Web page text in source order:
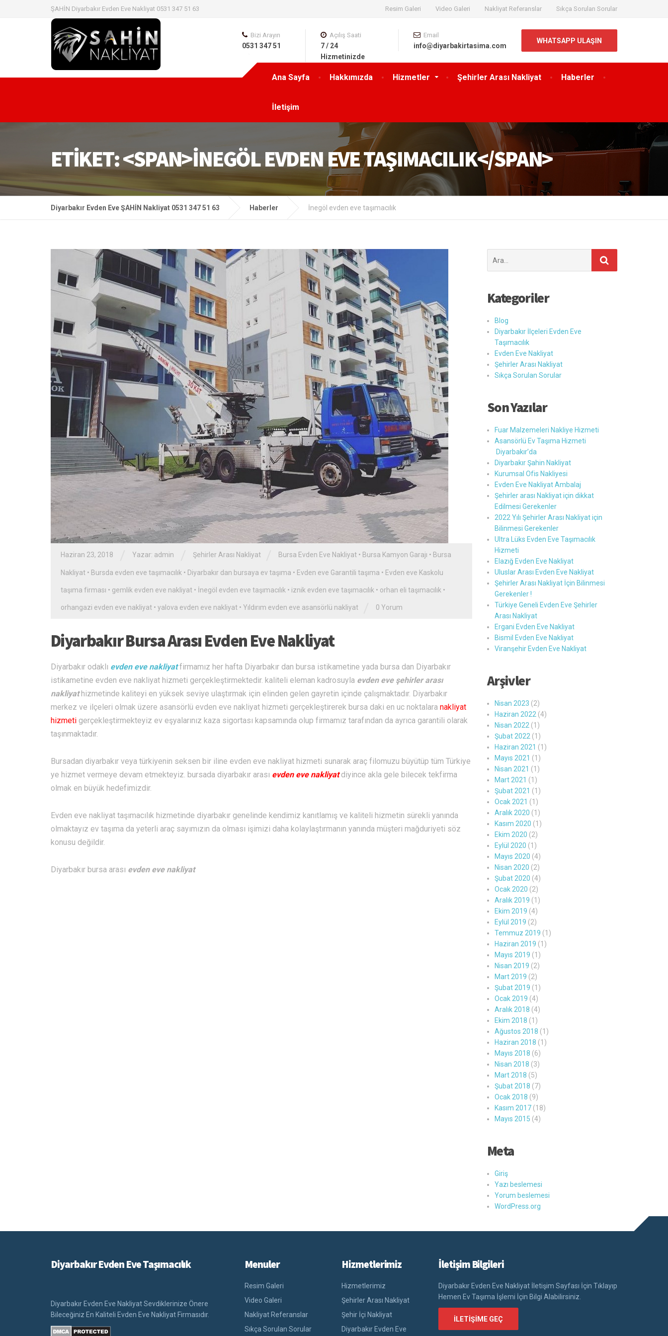
ŞAHİN Diyarbakır Evden Eve Nakliyat 0531 347 51 63 Resim Galeri Video Galeri Nakliyat Referanslar Sıkça Sorulan Sorular
Ana Sayfa Hakkımızda Hizmetler Şehirler Arası Nakliyat Haberler
İletişim
Bizi Arayın
0531 347 51
Açılış Saati
7 / 24
Hizmetinizde
Email
info@diyarbakirtasima.com
WHATSAPP ULAŞIN
ETIKET: <SPAN>İNEGÖL EVDEN EVE TAŞIMACILIK</SPAN>
Diyarbakır Evden Eve ŞAHİN Nakliyat 0531 347 51 63 Haberler İnegöl evden eve taşımacılık
Haziran 23, 2018 Yazar: admin Şehirler Arası Nakliyat Bursa Evden Eve Nakliyat • Bursa Kamyon Garajı • Bursa
Nakliyat • Bursda evden eve taşımacılık • Diyarbakır dan bursaya ev taşıma • Evden eve Garantili taşıma • Evden eve Kaskolu
taşıma firması • gemlik evden eve nakliyat • İnegöl evden eve taşımacılık • iznik evden eve taşımacılık • orhan eli taşımacılık •
orhangazi evden eve nakliyat • yalova evden eve nakliyat • Yıldırım evden eve asansörlü nakliyat 0 Yorum
Diyarbakır Bursa Arası Evden Eve Nakliyat
Diyarbakır odaklı evden eve nakliyatfirmamız her hafta Diyarbakır dan bursa istikametine yada bursa dan Diyarbakır
istikametine evden eve nakliyat hizmeti gerçekleştirmektedir. kaliteli eleman kadrosuyla evden eve şehirler arası
nakliyathizmetinde kaliteyi en yüksek seviye ulaştırmak için elinden gelen gayretin içinde çalışmaktadır. Diyarbakır
merkez ve ilçeleri olmak üzere asansörlü evden eve nakliyat hizmeti gerçekleştirerek bursa daki en uc noktalara nakliyat
hizmeti gerçekleştirmekteyiz ev eşyalarınız kaza sigortası kapsamında olup firmamız tarafından da ayrıca garantili olarak
taşınmaktadır.
Bursadan diyarbakır veya türkiyenin seksen bir iline evden eve nakliyat hizmeti sunarak araç filomuzu büyütüp tüm Türkiye
ye hizmet vermeye devam etmekteyiz. bursada diyarbakır arası evden eve nakliyatdiyince akla gele bilecek tekfirma
olmak en büyük hedefimizdir.
Evden eve nakliyat taşımacılık hizmetinde diyarbakır genelinde kendimiz kanıtlamış ve kaliteli hizmetin sürekli yanında
olmaktayız ev taşıma da yeterli araç sayımızın da olması işimizi daha kolaylaştırmanın yanında müşteri mağduriyeti söz
konusu değildir.
Diyarbakır bursa arası evden eve nakliyat
ara:
Kategoriler
Blog
Diyarbakır İlçeleri Evden Eve
Taşımacılık
Evden Eve Nakliyat
Şehirler Arası Nakliyat
Sıkça Sorulan Sorular
Son Yazılar
Fuar Malzemeleri Nakliye Hizmeti
Asansörlü Ev Taşıma Hizmeti
Diyarbakır’da
Diyarbakır Şahin Nakliyat
Kurumsal Ofis Nakliyesi
Evden Eve Nakliyat Ambalaj
Şehirler arası Nakliyat için dikkat
Edilmesi Gerekenler
2022 Yılı Şehirler Arası Nakliyat için
Bilinmesi Gerekenler
Ultra Lüks Evden Eve Taşımacılık
Hizmeti
Elazığ Evden Eve Nakliyat
Uluslar Arası Evden Eve Nakliyat
Şehirler Arası Nakliyat İçin Bilinmesi
Gerekenler !
Türkiye Geneli Evden Eve Şehirler
Arası Nakliyat
Ergani Evden Eve Nakliyat
Bismil Evden Eve Nakliyat
Viranşehir Evden Eve Nakliyat
Arşivler
Nisan 2023 (2)
Haziran 2022 (4)
Nisan 2022 (1)
Şubat 2022 (1)
Haziran 2021 (1)
Mayıs 2021 (1)
Nisan 2021 (1)
Mart 2021 (1)
Şubat 2021 (1)
Ocak 2021 (1)
Aralık 2020 (1)
Kasım 2020 (1)
Ekim 2020 (2)
Eylül 2020 (1)
Mayıs 2020 (4)
Nisan 2020 (2)
Şubat 2020 (4)
Ocak 2020 (2)
Aralık 2019 (1)
Ekim 2019 (4)
Eylül 2019 (2)
Temmuz 2019 (1)
Haziran 2019 (1)
Mayıs 2019 (1)
Nisan 2019 (2)
Mart 2019 (2)
Şubat 2019 (1)
Ocak 2019 (4)
Aralık 2018 (4)
Ekim 2018 (1)
Ağustos 2018 (1)
Haziran 2018 (1)
Mayıs 2018 (6)
Nisan 2018 (3)
Mart 2018 (5)
Şubat 2018 (7)
Ocak 2018 (9)
Kasım 2017(18)
Mayıs 2015 (4)
Meta
Giriş
Yazı beslemesi
Yorum beslemesi
WordPress.org
Diyarbakır Evden Eve Taşımacılık
Diyarbakır Evden Eve Nakliyat Sevdiklerinize Önere
Bileceğiniz En Kaliteli Evden Eve Nakliyat Firmasıdır.
Menuler
Resim Galeri
Video Galeri
Nakliyat Referanslar
Sıkça Sorulan Sorular
Hizmetlerimiz
Hizmetlerimiz
Şehirler Arası Nakliyat
Şehir İçi Nakliyat
Diyarbakır Evden Eve
İletişim Bilgileri
Diyarbakır Evden Eve Nakliyat İletişim Sayfası İçin Tıklayıp
Hemen Ev Taşıma İşlemi İçin Bilgi Alabilirsiniz.
İLETIŞIME GEÇ